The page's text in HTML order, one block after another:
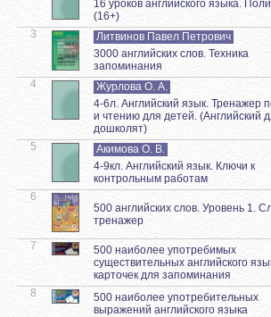
16 уроков английского языка.
(16+)
3
Литвинов Павел Петрович
3000 английских слов. Техника
запоминания
4
Журлова О. А.
4-6л. Английский язык. Тренажер
и чтению для детей. (Английский
дошколят)
5
Акимова О. В.
4-9кл. Английский язык. Ключи к
контрольным работам
6
500 английских слов. Уровень 1.
тренажер
7
500 наиболее употребимых
существительных английского
карточек для запоминания
8
500 наиболее употребительных
выражений английского языка